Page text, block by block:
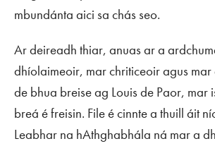
mbundánta aici sa chás seo.
Ar deireadh thiar, anuas ar a
dhíolaimeoir, mar chriticeoir agus mar
de bhua breise ag Louis de Paor, mar
breá é freisin. File é cinnte a thuill áit
Leabhar na hAthghabhála ná mar a